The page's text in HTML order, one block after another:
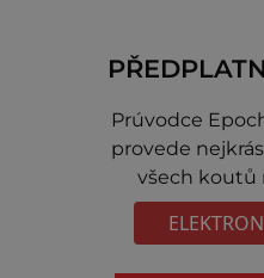
Prúvodce
provede
všech koutů